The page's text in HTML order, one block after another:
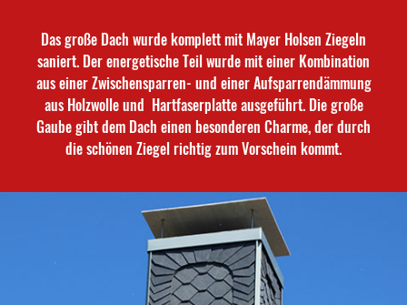
Das große Dach wurde komplett mit Mayer Holsen Ziegeln
saniert. Der energetische Teil wurde mit einer Kombination
aus einer Zwischensparren- und einer Aufsparrendämmung
aus Holzwolle und Hartfaserplatte ausgeführt. Die große
Gaube gibt dem Dach einen besonderen Charme, der durch
die schönen Ziegel richtig zum Vorschein kommt.